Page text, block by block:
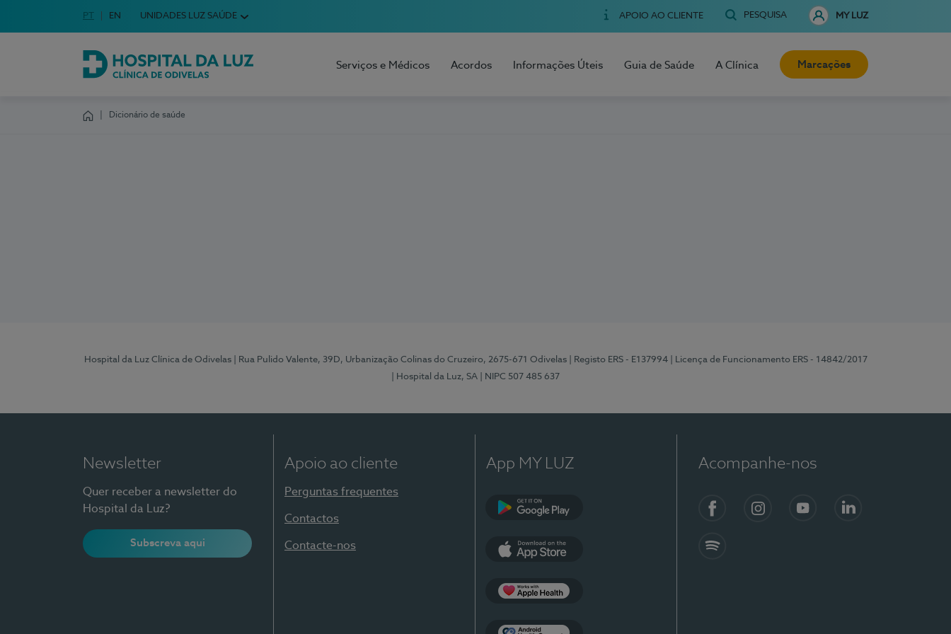
Escolha o seu idioma
Idioma em Português
PT English Language
EN UNIDADES LUZ SAÚDE APOIO AO CLIENTE PESQUISA MY LUZ
Hospital da Luz Clínica de Odivelas
Serviços e Médicos Acordos Informações Úteis Guia de Saúde A Clínica Marcações
Dicionário de saúde
Hospital da Luz Clínica de Odivelas | Rua Pulido Valente, 39D, Urbanização Colinas do Cruzeiro, 2675-671 Odivelas | Registo ERS - E137994
| Licença de Funcionamento ERS - 14842/2017
| Hospital da Luz, SA
| NIPC 507 485 637
Newsletter
Quer receber a newsletter do
Hospital da Luz?
Subscreva aqui
Apoio ao cliente
Perguntas frequentes
Contactos
Contacte-nos
App MY LUZ Acompanhe-nos